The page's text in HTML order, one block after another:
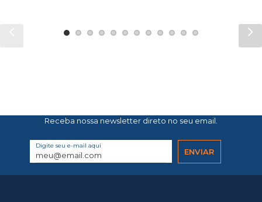
Receba nossa newsletter direto no seu email.
Digite seu e-mail aqui